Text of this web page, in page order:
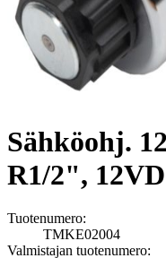
Sähköohj.
R1/2",
Tuotenumero:
TMKE02004
Valmistajan tuotenumero: